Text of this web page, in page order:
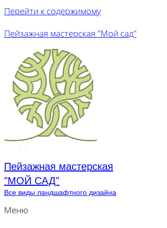
Перейти к содержимому
Пейзажная мастерская "Мой сад"
Пейзажная мастерская
"МОЙ САД"
Все виды ландшафтного дизайна
Меню